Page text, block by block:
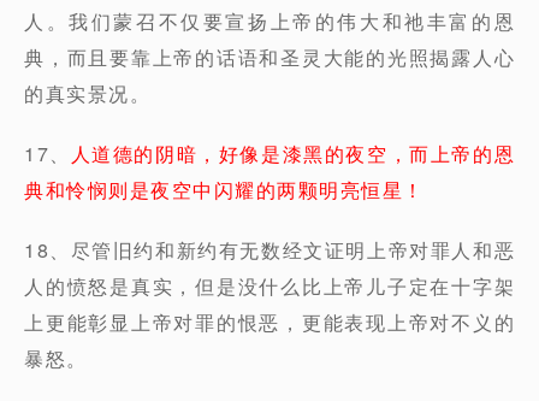
人。我们蒙召不仅要宣扬上帝的伟大和祂丰富的恩
典，而且要靠上帝的话语和圣灵大能的光照揭露人心
的真实景况。
17、
人道德的阴暗，好像是漆黑的夜空，而上帝的恩
典和怜悯则是夜空中闪耀的两颗明亮恒星！
18、尽管旧约和新约有无数经文证明上帝对罪人和恶
人的愤怒是真实，但是没什么比上帝儿子定在十字架
上更能彰显上帝对罪的恨恶，更能表现上帝对不义的
暴怒。